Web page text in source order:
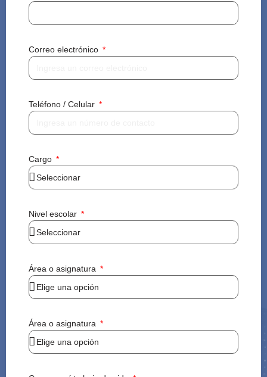
Correo electrónico
Teléfono / Celular
Cargo
Nivel escolar
Área o asignatura
Área o asignatura